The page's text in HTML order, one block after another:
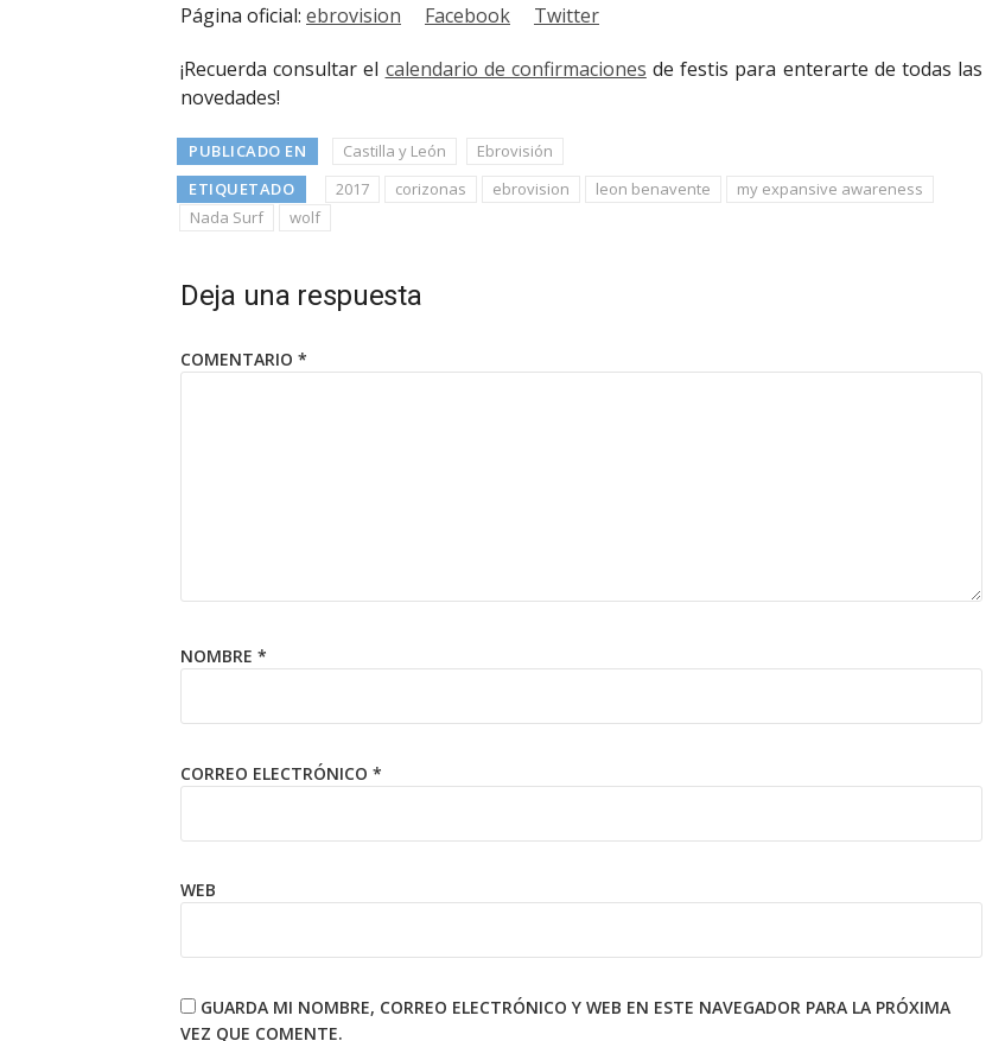
Página oficial: ebrovision Facebook Twitter
¡Recuerda consultar el calendario de confirmaciones de festis para enterarte de todas las
novedades!
PUBLICADO EN Castilla y León
Ebrovisión
ETIQUETADO
2017 corizonas ebrovision leon benavente
my expansive awareness
Nada Surf
wolf
Deja una respuesta
COMENTARIO *
NOMBRE *
CORREO ELECTRÓNICO *
WEB
GUARDA MI NOMBRE, CORREO ELECTRÓNICO Y WEB EN ESTE NAVEGADOR PARA LA PRÓXIMA
VEZ QUE COMENTE.